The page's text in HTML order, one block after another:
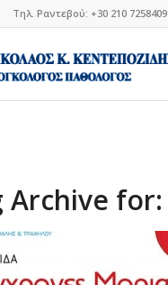
Τηλ. Ραντεβού: +30 210 7258409
Archive for: